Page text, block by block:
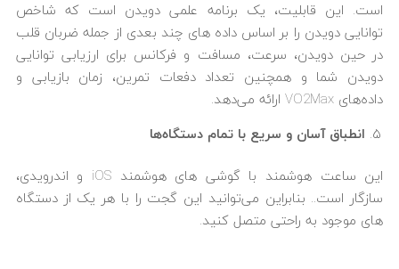
است. این قابلیت، یک برنامه علمی دویدن است که شاخص
توانایی دویدن را بر اساس داده های چند بعدی از جمله ضربان قلب
در حین دویدن، سرعت، مسافت و فرکانس برای ارزیابی توانایی
دویدن شما و همچنین تعداد دفعات تمرین، زمان بازیابی و
داده‌های VO2Max ارائه می‌دهد.
انطباق آسان و سریع با تمام دستگاه‌ها
این ساعت هوشمند با گوشی های هوشمند iOS و اندرویدی،
سازگار است.. بنابراین می‌توانید این گجت را با هر یک از دستگاه
های موجود به راحتی متصل کنید.